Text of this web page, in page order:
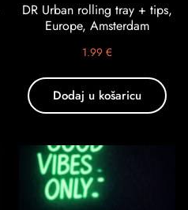
DR Urban rolling tray + tips,
Europe, Amsterdam
1.99 €
Dodaj u košaricu